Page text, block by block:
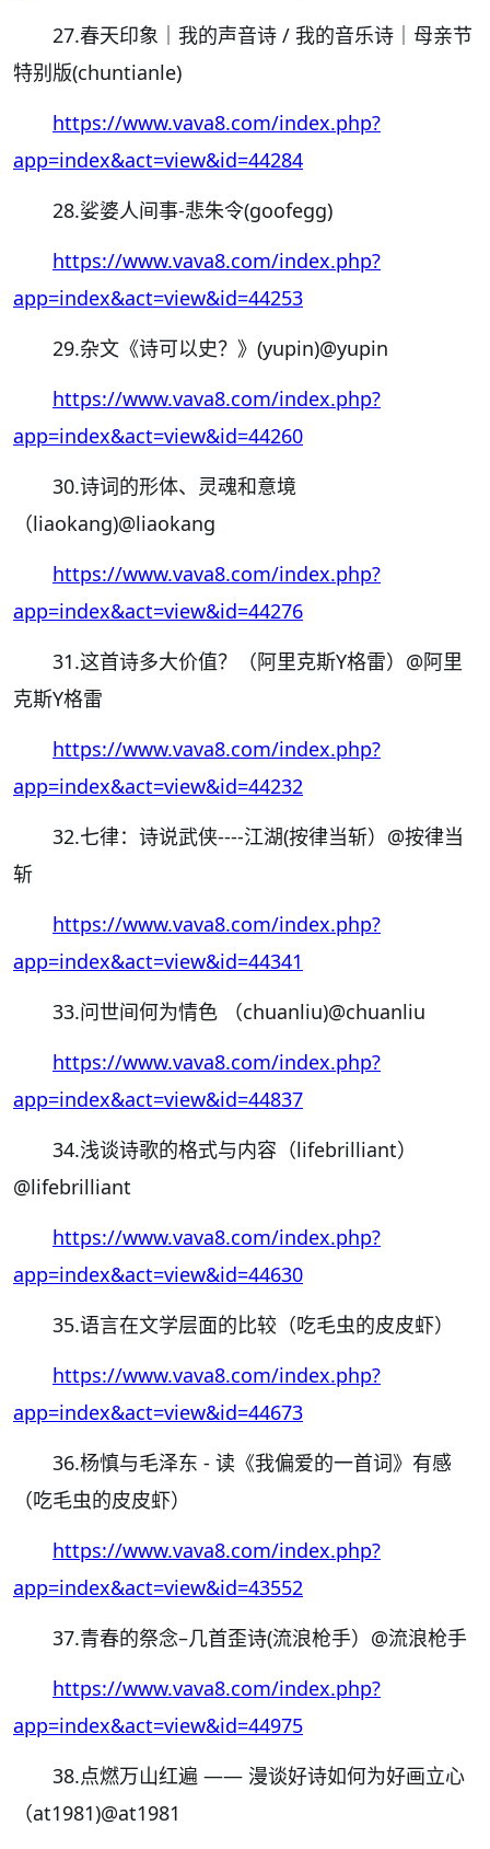
27.春天印象｜我的声音诗 / 我的音乐诗｜母亲节
特别版(chuntianle)
https://www.vava8.com/index.php?
app=index&act=view&id=44284
28.娑婆人间事-悲朱令(goofegg)
https://www.vava8.com/index.php?
app=index&act=view&id=44253
29.杂文《诗可以史？》(yupin)@yupin
https://www.vava8.com/index.php?
app=index&act=view&id=44260
30.诗词的形体、灵魂和意境
（liaokang)@liaokang
https://www.vava8.com/index.php?
app=index&act=view&id=44276
31.这首诗多大价值？（阿里克斯Y格雷） @阿里
克斯Y格雷
https://www.vava8.com/index.php?
app=index&act=view&id=44232
32.七律：诗说武侠----江湖(按律当斩） @按律当
斩
https://www.vava8.com/index.php?
app=index&act=view&id=44341
33.问世间何为情色 （chuanliu)@chuanliu
https://www.vava8.com/index.php?
app=index&act=view&id=44837
34.浅谈诗歌的格式与内容（lifebrilliant）
@lifebrilliant
https://www.vava8.com/index.php?
app=index&act=view&id=44630
35.语言在文学层面的比较（吃毛虫的皮皮虾）
https://www.vava8.com/index.php?
app=index&act=view&id=44673
36.杨慎与毛泽东 - 读《我偏爱的一首词》有感
（吃毛虫的皮皮虾）
https://www.vava8.com/index.php?
app=index&act=view&id=43552
37.青春的祭念–几首歪诗(流浪枪手） @流浪枪手
https://www.vava8.com/index.php?
app=index&act=view&id=44975
38.点燃万山红遍 —— 漫谈好诗如何为好画立心
（at1981)@at1981